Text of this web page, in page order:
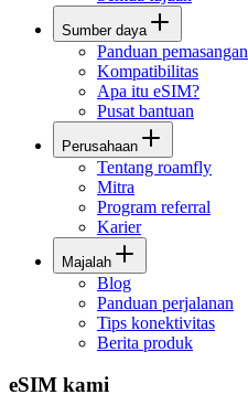
Sumber daya
Panduan pemasangan
Kompatibilitas
Apa itu eSIM?
Pusat bantuan
Perusahaan
Tentang roamfly
Mitra
Program referral
Karier
Majalah
Blog
Panduan perjalanan
Tips konektivitas
Berita produk
eSIM kami